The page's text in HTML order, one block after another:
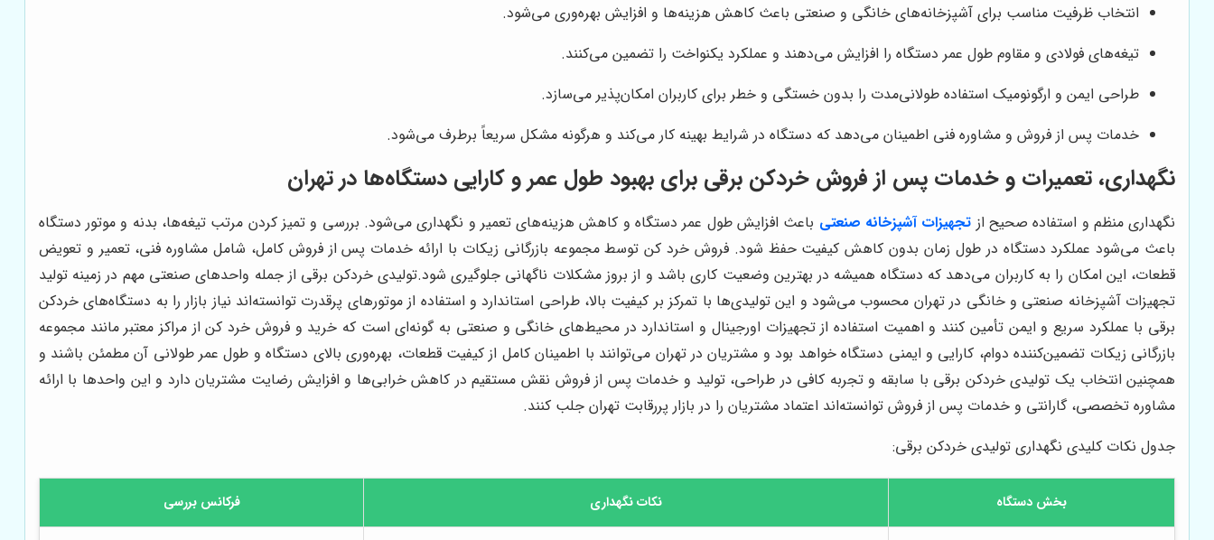
انتخاب ظرفیت مناسب برای آشپزخانه‌های خانگی و صنعتی باعث کاهش هزینه‌ها و افزایش بهره‌وری می‌شود.
تیغه‌های فولادی و مقاوم طول عمر دستگاه را افزایش می‌دهند و عملکرد یکنواخت را تضمین می‌کنند.
طراحی ایمن و ارگونومیک استفاده طولانی‌مدت را بدون خستگی و خطر برای کاربران امکان‌پذیر می‌سازد.
خدمات پس از فروش و مشاوره فنی اطمینان می‌دهد که دستگاه در شرایط بهینه کار می‌کند و هرگونه مشکل سریعاً برطرف می‌شود.
نگهداری، تعمیرات و خدمات پس از فروش خردکن برقی برای بهبود طول عمر و کارایی دستگاه‌ها در تهران
نگهداری منظم و استفاده صحیح از تجهیزات آشپزخانه صنعتی باعث افزایش طول عمر دستگاه و کاهش هزینه‌های تعمیر و نگهداری می‌شود. بررسی و تمیز کردن مرتب تیغه‌ها، بدنه و موتور دستگاه
باعث می‌شود عملکرد دستگاه در طول زمان بدون کاهش کیفیت حفظ شود. فروش خرد کن توسط مجموعه بازرگانی زیکات با ارائه خدمات پس از فروش کامل، شامل مشاوره فنی، تعمیر و تعویض
قطعات، این امکان را به کاربران می‌دهد که دستگاه همیشه در بهترین وضعیت کاری باشد و از بروز مشکلات ناگهانی جلوگیری شود.تولیدی خردکن برقی از جمله واحدهای صنعتی مهم در زمینه تولید
تجهیزات آشپزخانه صنعتی و خانگی در تهران محسوب می‌شود و این تولیدی‌ها با تمرکز بر کیفیت بالا، طراحی استاندارد و استفاده از موتورهای پرقدرت توانسته‌اند نیاز بازار را به دستگاه‌های خردکن
برقی با عملکرد سریع و ایمن تأمین کنند و اهمیت استفاده از تجهیزات اورجینال و استاندارد در محیط‌های خانگی و صنعتی به گونه‌ای است که خرید و فروش خرد کن از مراکز معتبر مانند مجموعه
بازرگانی زیکات تضمین‌کننده دوام، کارایی و ایمنی دستگاه خواهد بود و مشتریان در تهران می‌توانند با اطمینان کامل از کیفیت قطعات، بهره‌وری بالای دستگاه و طول عمر طولانی آن مطمئن باشند و
همچنین انتخاب یک تولیدی خردکن برقی با سابقه و تجربه کافی در طراحی، تولید و خدمات پس از فروش نقش مستقیم در کاهش خرابی‌ها و افزایش رضایت مشتریان دارد و این واحدها با ارائه
مشاوره تخصصی، گارانتی و خدمات پس از فروش توانسته‌اند اعتماد مشتریان را در بازار پررقابت تهران جلب کنند.
جدول نکات کلیدی نگهداری تولیدی خردکن برقی:
بخش دستگاه نکات نگهداری فرکانس بررسی